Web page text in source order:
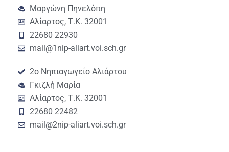
Μαργώνη Πηνελόπη
Αλίαρτος, Τ.Κ. 32001
22680 22930
mail@1nip-aliart.voi.sch.gr
2ο Νηπιαγωγείο Αλιάρτου
Γκιζλή Μαρία
Αλίαρτος, Τ.Κ. 32001
22680 22482
mail@2nip-aliart.voi.sch.gr